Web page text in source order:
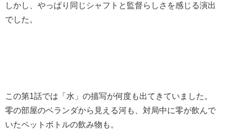
しかし、やっぱり同じシャフトと監督らしさを感じる演出
でした。
この第1話では「水」の描写が何度も出てきていました。
零の部屋のベランダから見える河も、対局中に零が飲んで
いたペットボトルの飲み物も。